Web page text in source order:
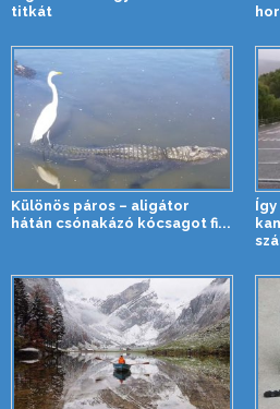
titkát
Különös páros – aligátor
hátán csónakázó kócsagot fi...